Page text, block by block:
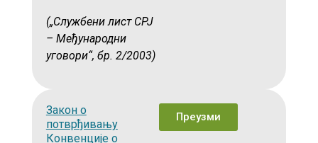
(„Службени лист СРЈ
– Међународни
уговори“, бр. 2/2003)
Закон о
потврђивању
Конвенције о
Преузми